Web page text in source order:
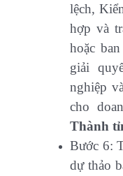
lệch,
hợp và
hoặc
giải
nghiệp
cho
Thành
Bước 6:
dự thảo